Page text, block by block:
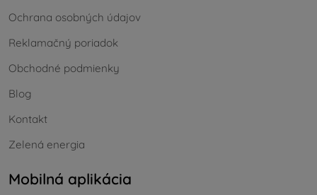
Ochrana osobných údajov
Reklamačný poriadok
Obchodné podmienky
Blog
Kontakt
Zelená energia
Mobilná aplikácia